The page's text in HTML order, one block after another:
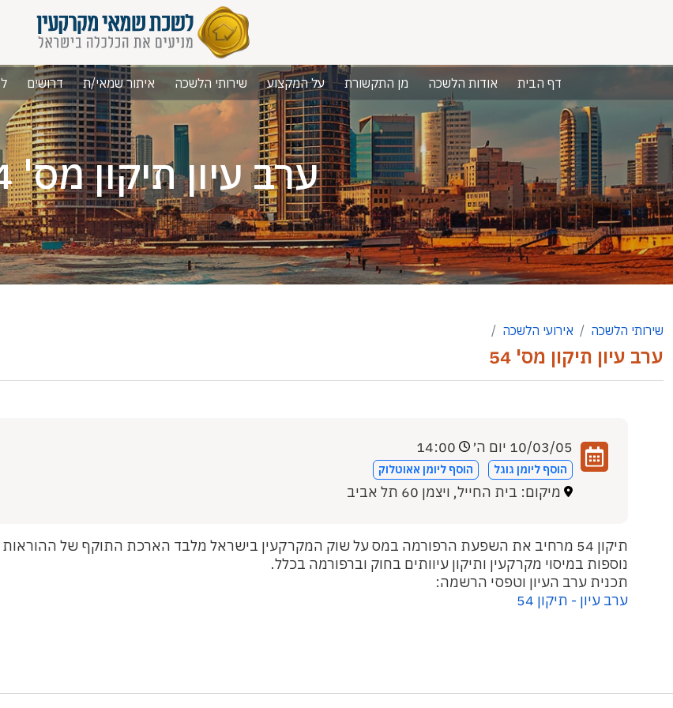
דף הבית אודות הלשכה מן התקשורת על המקצוע שירותי הלשכה איתור שמאי/ת דרושים
ערב עיון תיקון מס' 54
שירותי הלשכה אירועי הלשכה
ערב עיון תיקון מס' 54
10/03/05 יום ה׳
הוסף ליומן גוגל הוסף ליומן אאוטלוק
מיקום: בית החייל, ויצמן 60 תל אביב
תיקון 54 מרחיב את השפעת הרפורמה במס על שוק המקרקעין בישראל מלבד הארכת התוקף של
נוספות במיסוי מקרקעין ותיקון עיוותים בחוק וברפורמה בכלל.
תכנית ערב העיון וטפסי הרשמה:
ערב עיון - תיקון 54